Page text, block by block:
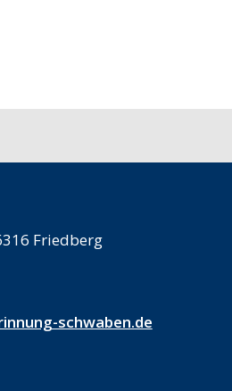
Friedberg
schwaben.de